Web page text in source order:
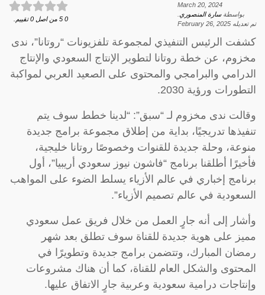
March 20, 2024
بواسطةسارة المنصوري
تم تعديله February 26, 2025
0
5 من اصل 0 تقييم.
كشفت الرئيس التنفيذي لمجموعة تلفزيونات “روتانا”، ندى
مخزوم، عن خطة روتانا لتطوير الإنتاج السعودي والإنتاج
الدرامي والبرامجي والمحتوى على الصعيد العربي لمواكبة
التطورات ورؤية 2030.
وقالت ندى مخزوم لـ “سبق”: “لدينا خطط سوف يتم
تنفيذها تدريجيًا، بداية من إطلاق مجموعة برامج جديدة
منوعة، وحلة جديدة للقنوات وخصوصًا روتانا خليجية،
فأخيرًا أطلقنا برنامج “فاشون نيوز سعودي أريبيا”، أول
برنامج إخباري في عالم الأزياء يسلط الضوء على المواهب
السعودية في عالم تصميم الأزياء”.
وأشار إلى أنه جارٍ العمل من خلال فريق عمل سعودي
مميز على هوية جديدة للقناة سوف تطلق بعد شهر
رمضان المبارك، وتتضمن برامج جديدة وتطويرًا في
المحتوى والشكل العام للقناة، كما أن هناك مشروعات
وإنتاجات درامية سعودية وعربية جارٍ الاتفاق عليها.